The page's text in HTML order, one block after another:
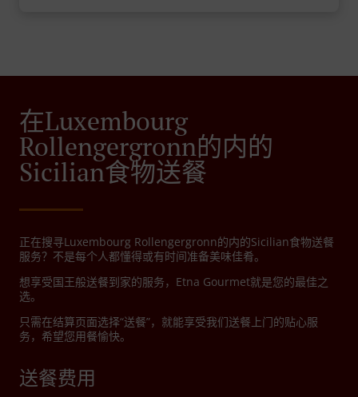
在Luxembourg
Rollengergronn的内的
Sicilian食物送餐
正在搜寻Luxembourg Rollengergronn的内的Sicilian食物送餐
服务？不是每个人都懂得或有时间准备美味佳肴。
想享受国王般送餐到家的服务，Etna Gourmet就是您的最佳之
选。
只需在结算页面选择“送餐”，就能享受我们送餐上门的贴心服
务，希望您用餐愉快。
送餐费用